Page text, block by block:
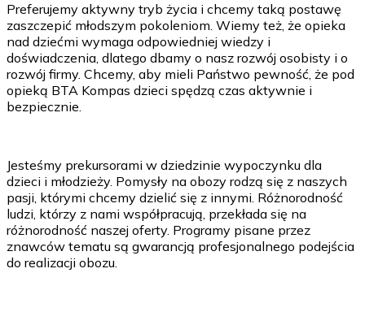
Preferujemy aktywny tryb życia i chcemy taką postawę
zaszczepić młodszym pokoleniom. Wiemy też, że opieka
nad dziećmi wymaga odpowiedniej wiedzy i
doświadczenia, dlatego dbamy o nasz rozwój osobisty i o
rozwój firmy. Chcemy, aby mieli Państwo pewność, że pod
opieką BTA Kompas dzieci spędzą czas aktywnie i
bezpiecznie.
Jesteśmy prekursorami w dziedzinie wypoczynku dla
dzieci i młodzieży. Pomysły na obozy rodzą się z naszych
pasji, którymi chcemy dzielić się z innymi. Różnorodność
ludzi, którzy z nami współpracują, przekłada się na
różnorodność naszej oferty. Programy pisane przez
znawców tematu są gwarancją profesjonalnego podejścia
do realizacji obozu.